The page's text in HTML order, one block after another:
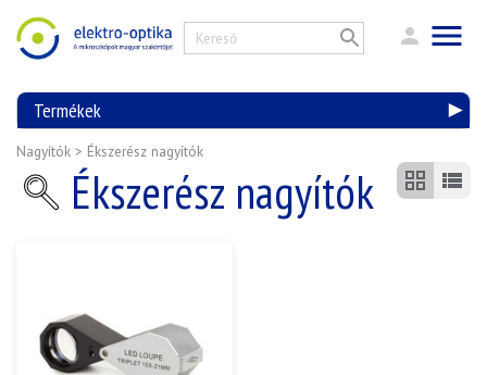
Termékek
Nagyítók > Ékszerész nagyítók
Ékszerész nagyítók